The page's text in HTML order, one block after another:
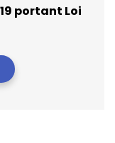
portant Loi